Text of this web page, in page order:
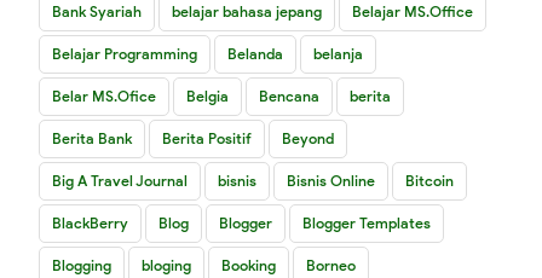
Bank Syariah belajar bahasa jepang Belajar MS.Office
Belajar Programming Belanda belanja
Belar MS.Ofice Belgia Bencana berita
Berita Bank Berita Positif Beyond
Big A Travel Journal bisnis Bisnis Online Bitcoin
BlackBerry Blog Blogger Blogger Templates
Blogging bloging Booking Borneo